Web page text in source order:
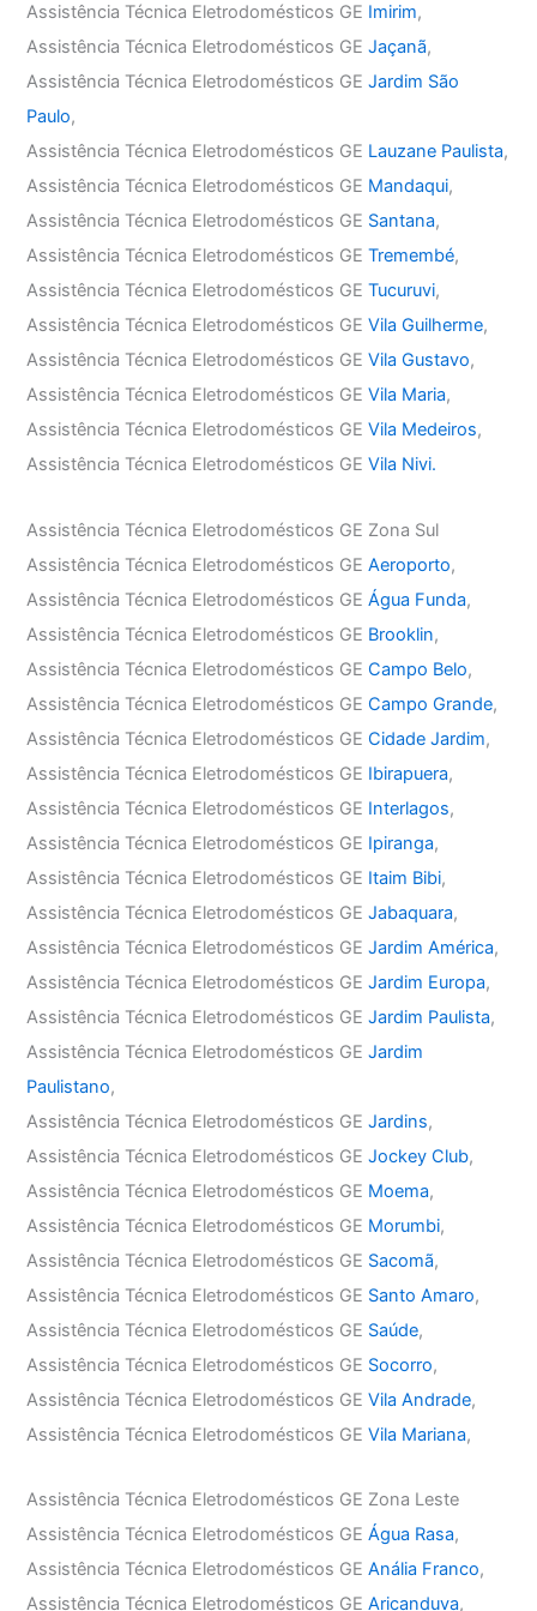
Assistência Técnica Eletrodomésticos GE Imirim,
Assistência Técnica Eletrodomésticos GEJaçanã,
Assistência Técnica Eletrodomésticos GEJardim São
Paulo,
Assistência Técnica Eletrodomésticos GE Lauzane Paulista,
Assistência Técnica Eletrodomésticos GE Mandaqui,
Assistência Técnica Eletrodomésticos GE Santana,
Assistência Técnica Eletrodomésticos GETremembé,
Assistência Técnica Eletrodomésticos GETucuruvi,
Assistência Técnica Eletrodomésticos GEVila Guilherme,
Assistência Técnica Eletrodomésticos GEVila Gustavo,
Assistência Técnica Eletrodomésticos GEVila Maria,
Assistência Técnica Eletrodomésticos GEVila Medeiros,
Assistência Técnica Eletrodomésticos GEVila Nivi.
Assistência Técnica Eletrodomésticos GE Zona Sul
Assistência Técnica Eletrodomésticos GEAeroporto,
Assistência Técnica Eletrodomésticos GEÁgua Funda,
Assistência Técnica Eletrodomésticos GE Brooklin,
Assistência Técnica Eletrodomésticos GECampo Belo,
Assistência Técnica Eletrodomésticos GECampo Grande,
Assistência Técnica Eletrodomésticos GECidade Jardim,
Assistência Técnica Eletrodomésticos GE Ibirapuera,
Assistência Técnica Eletrodomésticos GE Interlagos,
Assistência Técnica Eletrodomésticos GE Ipiranga,
Assistência Técnica Eletrodomésticos GE Itaim Bibi,
Assistência Técnica Eletrodomésticos GEJabaquara,
Assistência Técnica Eletrodomésticos GEJardim América,
Assistência Técnica Eletrodomésticos GEJardim Europa,
Assistência Técnica Eletrodomésticos GEJardim Paulista,
Assistência Técnica Eletrodomésticos GEJardim
Paulistano,
Assistência Técnica Eletrodomésticos GEJardins,
Assistência Técnica Eletrodomésticos GEJockey Club,
Assistência Técnica Eletrodomésticos GE Moema,
Assistência Técnica Eletrodomésticos GE Morumbi,
Assistência Técnica Eletrodomésticos GE Sacomã,
Assistência Técnica Eletrodomésticos GE Santo Amaro,
Assistência Técnica Eletrodomésticos GE Saúde,
Assistência Técnica Eletrodomésticos GE Socorro,
Assistência Técnica Eletrodomésticos GEVila Andrade,
Assistência Técnica Eletrodomésticos GEVila Mariana,
Assistência Técnica Eletrodomésticos GE Zona Leste
Assistência Técnica Eletrodomésticos GEÁgua Rasa,
Assistência Técnica Eletrodomésticos GEAnália Franco,
Assistência Técnica Eletrodomésticos GEAricanduva,